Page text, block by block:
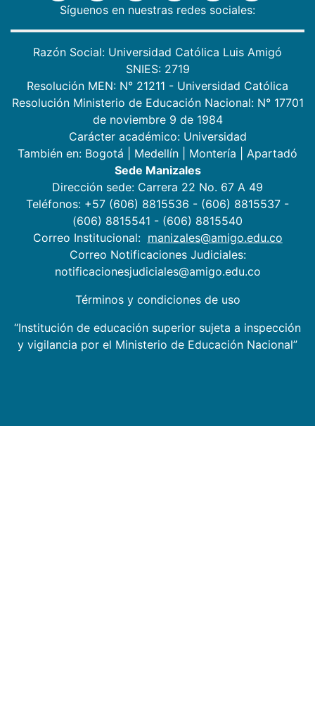
Síguenos en nuestras redes sociales:
Razón Social: Universidad Católica Luis Amigó
SNIES: 2719
Resolución MEN: N° 21211 - Universidad Católica
Resolución Ministerio de Educación Nacional: N° 17701
de noviembre 9 de 1984
Carácter académico: Universidad
También en: Bogotá Medellín Montería
Apartadó
Sede Manizales
Dirección sede: Carrera 22 No. 67 A 49
Teléfonos: +57 (606) 8815536 - (606) 8815537 -
(606) 8815541 - (606) 8815540
Correo Institucional: manizales@amigo.edu.co
Correo Notificaciones Judiciales:
notificacionesjudiciales@amigo.edu.co
Términos y condiciones de uso
“Institución de educación superior sujeta a inspección
y vigilancia por el Ministerio de Educación Nacional”